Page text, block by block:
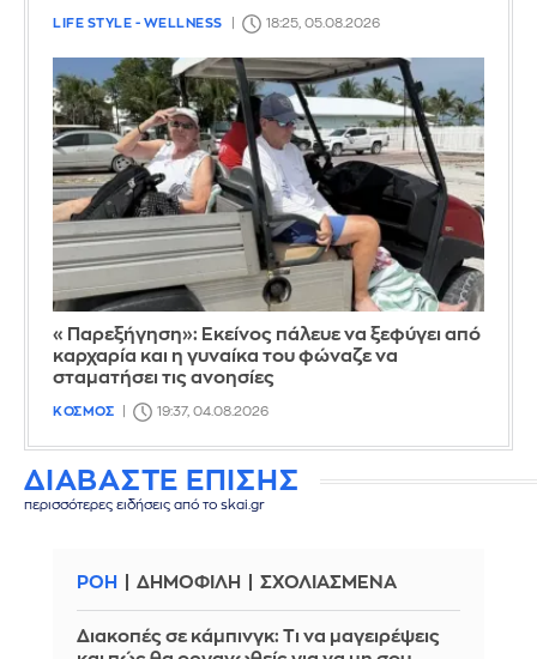
LIFE STYLE - WELLNESS 18:25, 05.08.2026
«Παρεξήγηση»: Εκείνος πάλευε να ξεφύγει από
καρχαρία και η γυναίκα του φώναζε να
σταματήσει τις ανοησίες
ΚΟΣΜΟΣ 19:37, 04.08.2026
ΔΙΑΒΑΣΤΕ ΕΠΙΣΗΣ
περισσότερες ειδήσεις από το skai.gr
ΡΟΗ ΔΗΜΟΦΙΛΗ ΣΧΟΛΙΑΣΜΕΝΑ
Διακοπές σε κάμπινγκ: Τι να μαγειρέψεις